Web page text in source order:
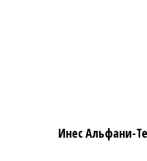
Инес Альфани-